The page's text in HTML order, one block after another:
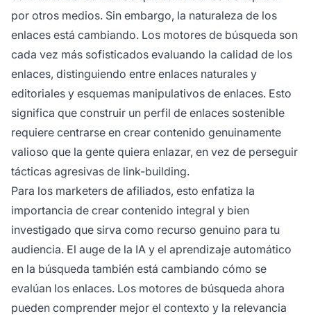
por otros medios. Sin embargo, la naturaleza de los
enlaces está cambiando. Los motores de búsqueda son
cada vez más sofisticados evaluando la calidad de los
enlaces, distinguiendo entre enlaces naturales y
editoriales y esquemas manipulativos de enlaces. Esto
significa que construir un perfil de enlaces sostenible
requiere centrarse en crear contenido genuinamente
valioso que la gente quiera enlazar, en vez de perseguir
tácticas agresivas de link-building.
Para los marketers de afiliados, esto enfatiza la
importancia de crear contenido integral y bien
investigado que sirva como recurso genuino para tu
audiencia. El auge de la IA y el aprendizaje automático
en la búsqueda también está cambiando cómo se
evalúan los enlaces. Los motores de búsqueda ahora
pueden comprender mejor el contexto y la relevancia